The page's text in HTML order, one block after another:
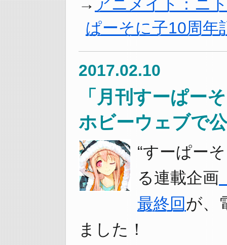
アニメイト：ニ
ぱーそに子10周年
2017.02.10
「月刊すーぱー
ホビーウェブで
“すーぱー
る連載企画
最終回が、
ました！